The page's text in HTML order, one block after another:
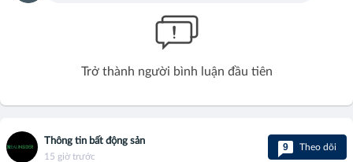
Trở thành người bình luận đầu tiên
Thông tin bất động sản
15 giờ trước
9 Theo dõi